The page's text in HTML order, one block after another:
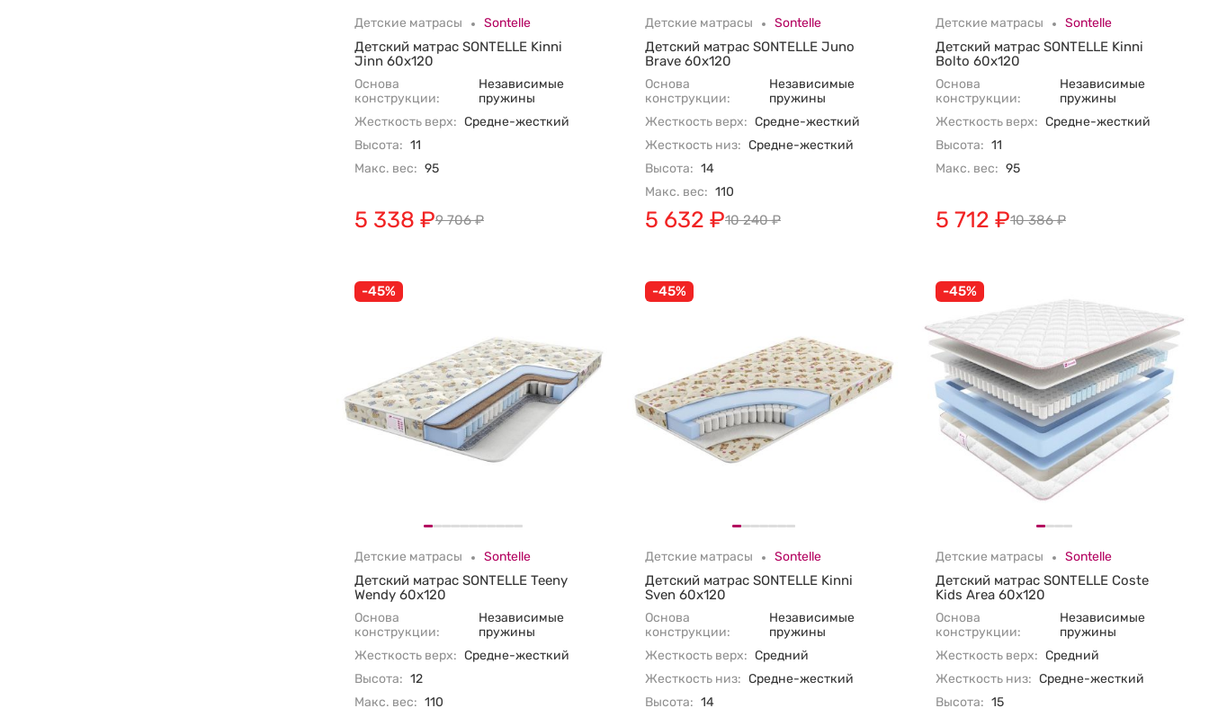
Детские матрасы Sontelle
Детский матрас SONTELLE Kinni
Jinn 60х120
Основа
конструкции:
Независимые
пружины
Жесткость верх: Средне-жесткий
Высота: 11
Макс. вес: 95
5 338 ₽9 706₽
Детские матрасы Sontelle
Детский матрас SONTELLE Juno
Brave 60х120
Основа
конструкции:
Независимые
пружины
Жесткость верх: Средне-жесткий
Жесткость низ: Средне-жесткий
Высота: 14
Макс. вес: 110
5 632 ₽10 240₽
Детские матрасы Sontelle
Детский матрас SONTELLE Kinni
Bolto 60х120
Основа
конструкции:
Независимые
пружины
Жесткость верх: Средне-жесткий
Высота: 11
Макс. вес: 95
5 712 ₽10 386₽
-45%
Детские матрасы Sontelle
Детский матрас SONTELLE Teeny
Wendy 60х120
Основа
конструкции:
Независимые
пружины
Жесткость верх: Средне-жесткий
Высота: 12
Макс. вес: 110
-45%
Детские матрасы Sontelle
Детский матрас SONTELLE Kinni
Sven 60х120
Основа
конструкции:
Независимые
пружины
Жесткость верх: Средний
Жесткость низ: Средне-жесткий
Высота: 14
-45%
Детские матрасы Sontelle
Детский матрас SONTELLE Coste
Kids Area 60х120
Основа
конструкции:
Независимые
пружины
Жесткость верх: Средний
Жесткость низ: Средне-жесткий
Высота: 15